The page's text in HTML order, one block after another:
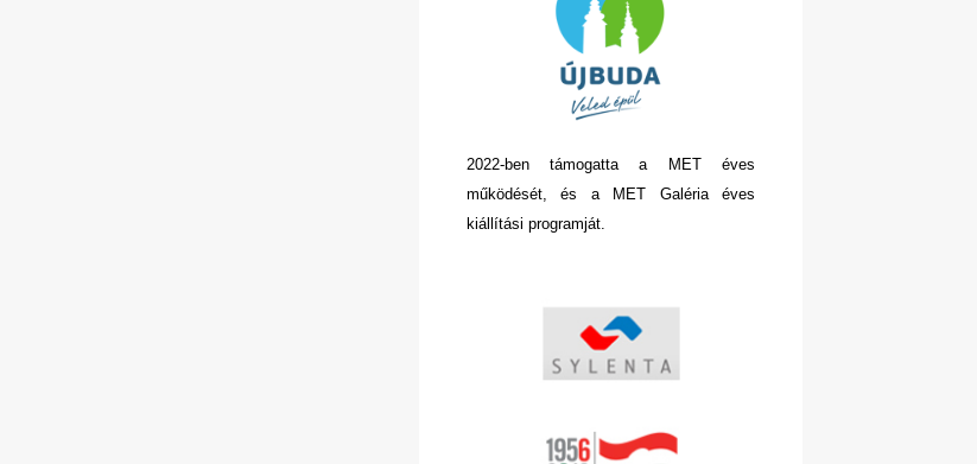
2022-ben támogatta a MET éves
működését, és a MET Galéria éves
kiállítási programját.